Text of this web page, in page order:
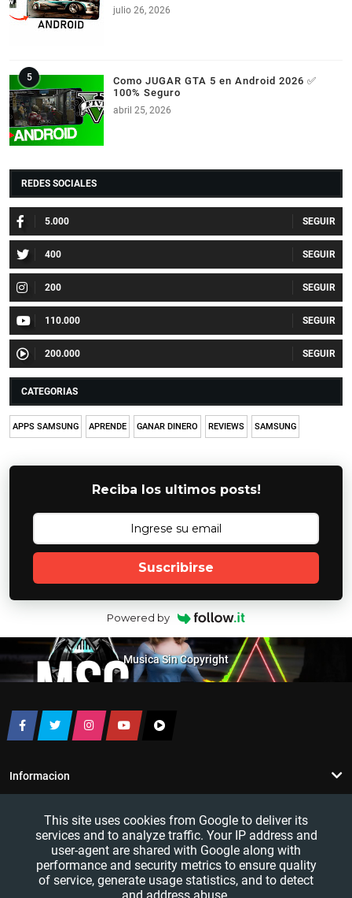
julio 26, 2026
Como JUGAR GTA 5 en Android 2026 ✅
100% Seguro
abril 25, 2026
REDES SOCIALES
5.000
400
200
110.000
200.000
CATEGORIAS
APPS SAMSUNG APRENDE GANAR DINERO REVIEWS SAMSUNG
Reciba los ultimos posts!
Suscribirse
Powered by
Musica Sin Copyright
Informacion
Visitantes
This site uses cookies from Google to deliver its
services and to analyze traffic. Your IP address and
user-agent are shared with Google along with
performance and security metrics to ensure quality
of service, generate usage statistics, and to detect